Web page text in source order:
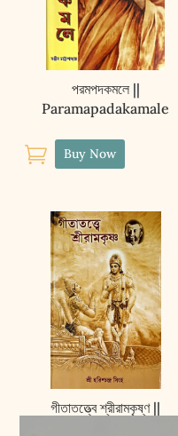
পরমপদকমলে ||
Paramapadakamale
 Buy Now
গীতাতত্ত্বে শ্রীরামকৃষ্ণ ||